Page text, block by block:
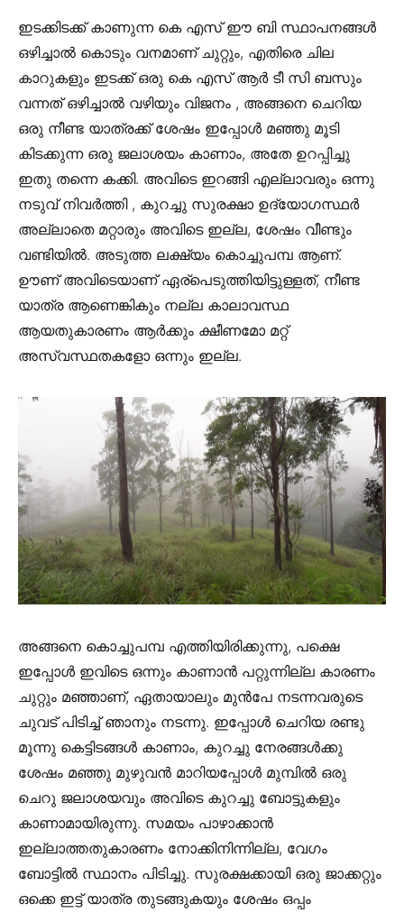
ഇടക്കിടക്ക് കാണുന്ന കെ എസ് ഈ ബി സ്ഥാപനങ്ങൾ
ഒഴിച്ചാൽ കൊടും വനമാണ് ചുറ്റും, എതിരെ ചില
കാറുകളും ഇടക്ക് ഒരു കെ എസ് ആർ ടീ സി ബസും
വന്നത് ഒഴിച്ചാൽ വഴിയും വിജനം , അങ്ങനെ ചെറിയ
ഒരു നീണ്ട യാത്രക്ക് ശേഷം ഇപ്പോൾ മഞ്ഞു മൂടി
കിടക്കുന്ന ഒരു ജലാശയം കാണാം, അതേ ഉറപ്പിച്ചു
ഇതു തന്നെ കക്കി. അവിടെ ഇറങ്ങി എല്ലാവരും ഒന്നു
നടുവ് നിവർത്തി , കുറച്ചു സുരക്ഷാ ഉദ്യോഗസ്ഥർ
അല്ലാതെ മറ്റാരും അവിടെ ഇല്ല, ശേഷം വീണ്ടും
വണ്ടിയിൽ. അടുത്ത ലക്ഷ്യം കൊച്ചുപമ്പ ആണ്.
ഊണ് അവിടെയാണ് ഏര്പെടുത്തിയിട്ടുള്ളത്, നീണ്ട
യാത്ര ആണെങ്കികും നല്ല കാലാവസ്ഥ
ആയതുകാരണം ആർക്കും ക്ഷീണമോ മറ്റ്‌
അസ്വസ്ഥതകളോ ഒന്നും ഇല്ല.
അങ്ങനെ കൊച്ചുപമ്പ എത്തിയിരിക്കുന്നു, പക്ഷെ
ഇപ്പോൾ ഇവിടെ ഒന്നും കാണാൻ പറ്റുന്നില്ല കാരണം
ചുറ്റും മഞ്ഞാണ്‌, ഏതായാലും മുൻപേ നടന്നവരുടെ
ചുവട് പിടിച്ച് ഞാനും നടന്നു. ഇപ്പോൾ ചെറിയ രണ്ടു
മൂന്നു കെട്ടിടങ്ങൾ കാണാം, കുറച്ചു നേരങ്ങൾക്കു
ശേഷം മഞ്ഞു മുഴുവൻ മാറിയപ്പോൾ മുമ്പിൽ ഒരു
ചെറു ജലാശയവും അവിടെ കുറച്ചു ബോട്ടുകളും
കാണാമായിരുന്നു. സമയം പാഴാക്കാൻ
ഇല്ലാത്തതുകാരണം നോക്കിനിന്നില്ല, വേഗം
ബോട്ടിൽ സ്ഥാനം പിടിച്ചു. സുരക്ഷക്കായി ഒരു ജാക്കറ്റും
ഒക്കെ ഇട്ട്‌ യാത്ര തുടങ്ങുകയും ശേഷം ഒപ്പം